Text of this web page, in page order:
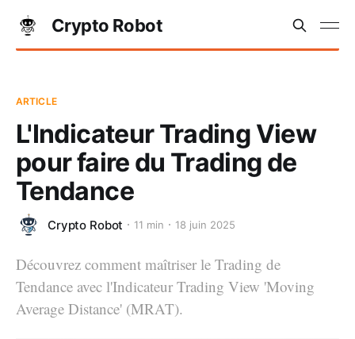
Crypto Robot
ARTICLE
L'Indicateur Trading View
pour faire du Trading de
Tendance
Crypto Robot 11 min 18 juin 2025
Découvrez comment maîtriser le Trading de
Tendance avec l'Indicateur Trading View 'Moving
Average Distance' (MRAT).